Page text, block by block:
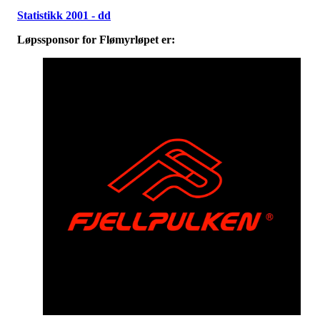
Statistikk 2001 - dd
Løpssponsor for Flømyrløpet er: